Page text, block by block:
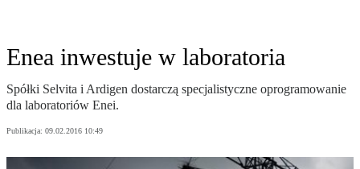
Enea inwestuje w laboratoria
Spółki Selvita i Ardigen dostarczą specjalistyczne oprogramowanie
dla laboratoriów Enei.
Publikacja: 09.02.2016 10:49